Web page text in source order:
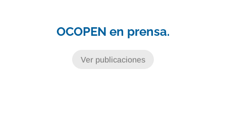
OCOPEN en prensa.
Ver publicaciones